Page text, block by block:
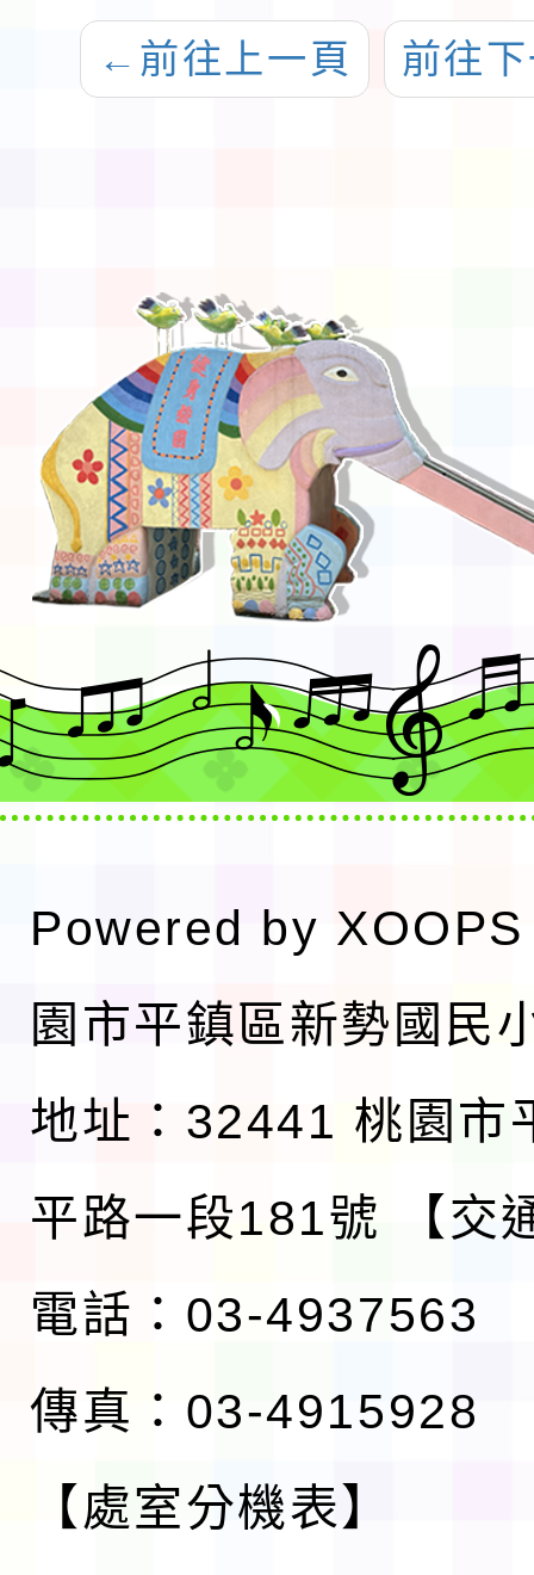
← 前往上一頁 前往
Powered by XOOPS
園市平鎮區新勢國民
地址：32441 桃園市
平路一段181號
【交
電話：03-4937563
傳真：03-4915928
【處室分機表】